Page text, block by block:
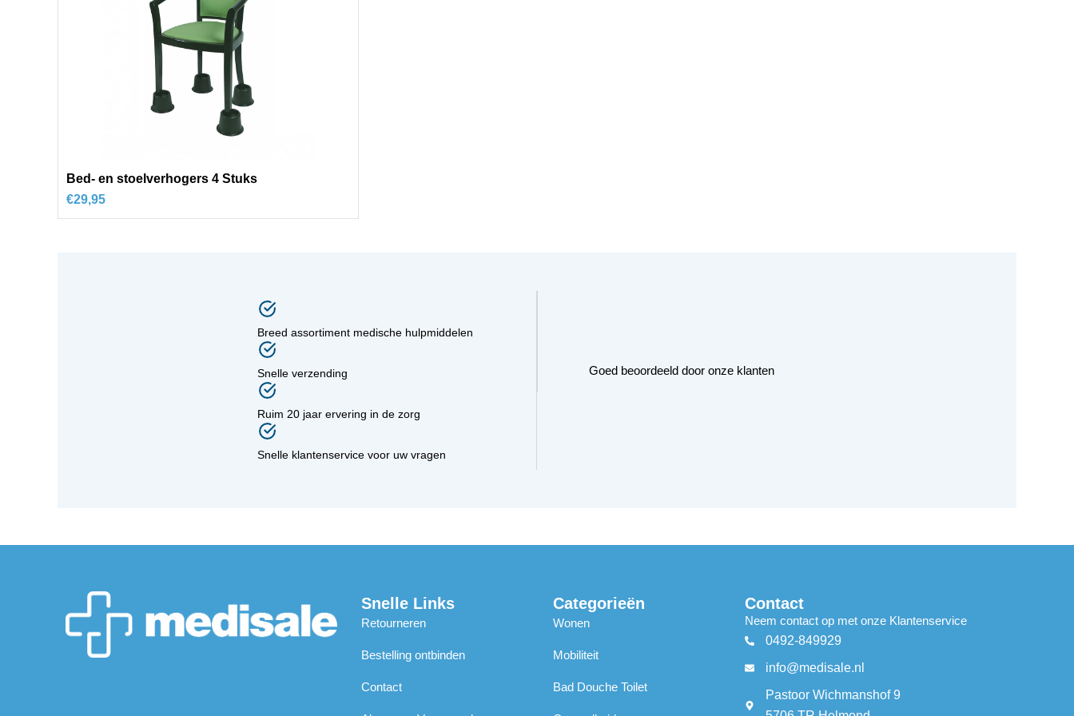
Bed- en stoelverhogers 4 Stuks
€29,95
Breed assortiment medische hulpmiddelen
Snelle verzending
Ruim 20 jaar ervering in de zorg
Snelle klantenservice voor uw vragen
Goed beoordeeld door onze klanten
Snelle Links
Retourneren
Bestelling ontbinden
Contact
Categorieën
Wonen
Mobiliteit
Bad Douche Toilet
Contact
Neem contact op met onze Klantenservice
0492-849929
info@medisale.nl
Pastoor Wichmanshof 9